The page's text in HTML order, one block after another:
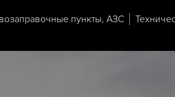
пункты, АЗС